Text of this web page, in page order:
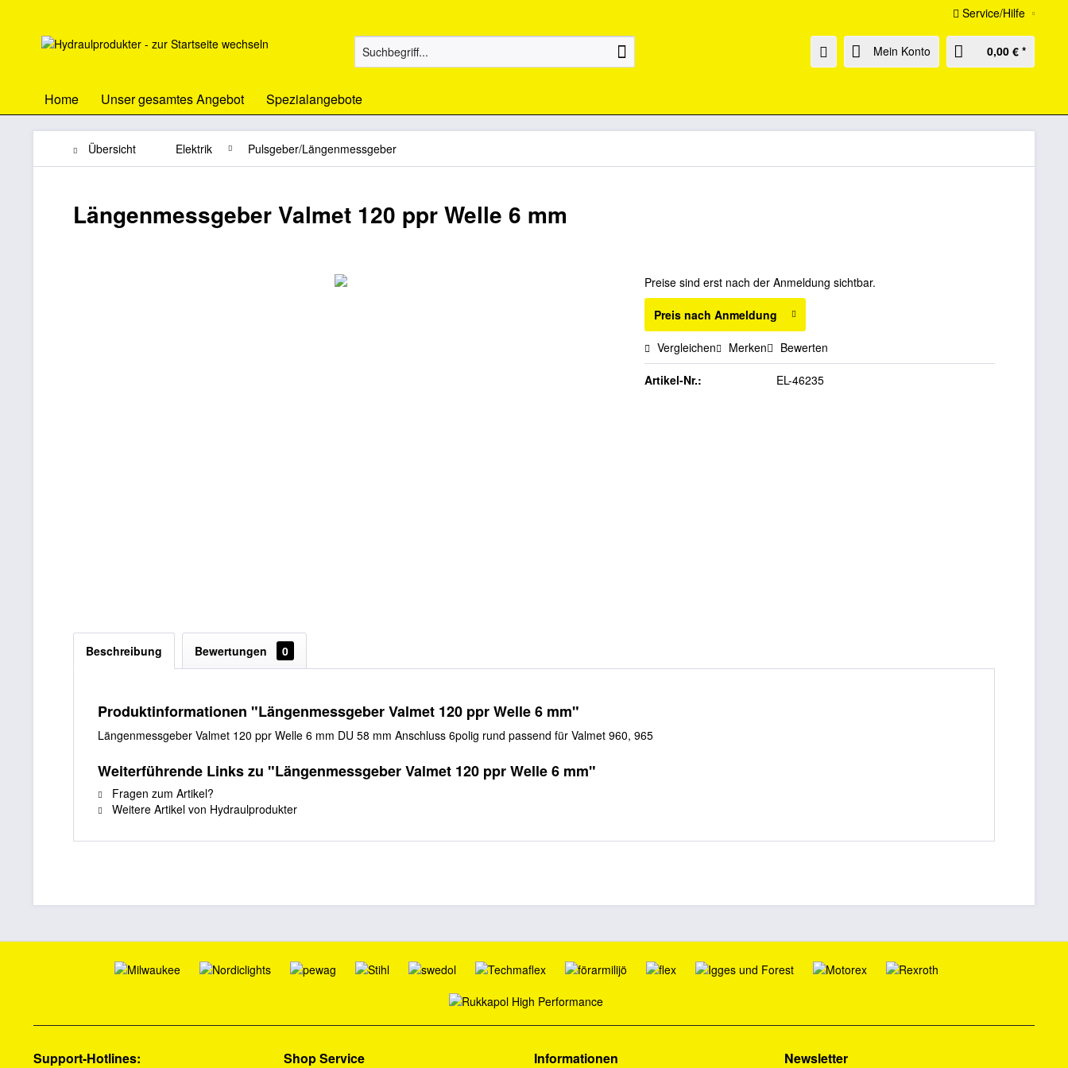
Service/Hilfe
Mein Konto 0,00 € *
Home Unser gesamtes Angebot Spezialangebote
Übersicht Elektrik Pulsgeber/Längenmessgeber
Längenmessgeber Valmet 120 ppr Welle 6 mm
Preise sind erst nach der Anmeldung sichtbar.
Preis nach Anmeldung
Vergleichen Merken Bewerten
Artikel-Nr.: EL-46235
Beschreibung Bewertungen 0
Produktinformationen "Längenmessgeber Valmet 120 ppr Welle 6 mm"
Längenmessgeber Valmet 120 ppr Welle 6 mm DU 58 mm Anschluss 6polig rund passend für Valmet 960, 965
Weiterführende Links zu "Längenmessgeber Valmet 120 ppr Welle 6 mm"
Fragen zum Artikel?
Weitere Artikel von Hydraulprodukter
Support-Hotlines: Shop Service Informationen Newsletter